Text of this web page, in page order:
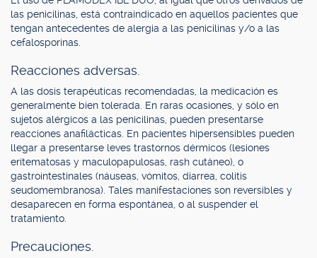
las penicilinas, está contraindicado en aquellos pacientes que
tengan antecedentes de alergia a las penicilinas y/o a las
cefalosporinas.
Reacciones adversas.
A las dosis terapéuticas recomendadas, la medicación es
generalmente bien tolerada. En raras ocasiones, y sólo en
sujetos alérgicos a las penicilinas, pueden presentarse
reacciones anafilácticas. En pacientes hipersensibles pueden
llegar a presentarse leves trastornos dérmicos (lesiones
eritematosas y maculopapulosas, rash cutáneo), o
gastrointestinales (náuseas, vómitos, diarrea, colitis
seudomembranosa). Tales manifestaciones son reversibles y
desaparecen en forma espontánea, o al suspender el
tratamiento.
Precauciones.